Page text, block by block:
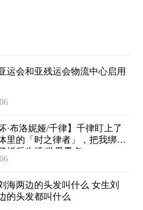
运会和亚残运会物流中心启用
·布洛妮娅/千律】千律盯上了
里的「时之律者」，把我绑了
婚后生活|世界看点
海两边的头发叫什么 女生刘
的头发都叫什么